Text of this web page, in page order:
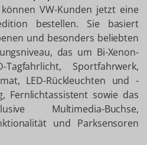
VW-Kunden jetzt eine
bestellen. Sie basiert
und besonders beliebten
das um Bi-Xenon-
Sportfahrwerk,
LED-Rückleuchten und -
Fernlichtassistent sowie das
Multimedia-Buchse,
und Parksensoren